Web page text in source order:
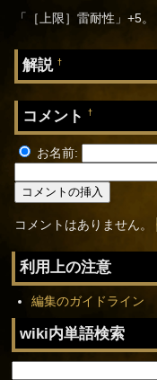
「［上限］雷耐性」+5。
解説†
コメント†
お名前:
コメントはありません。
利用上の注意
編集のガイドライン
wiki内単語検索